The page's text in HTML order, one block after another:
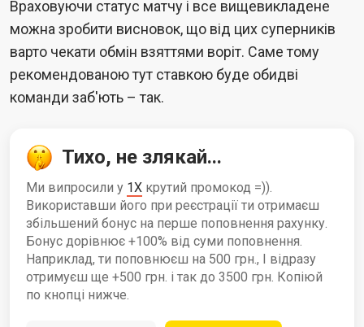
Враховуючи статус матчу і все вищевикладене
можна зробити висновок, що від цих суперників
варто чекати обмін взяттями воріт. Саме тому
рекомендованою тут ставкою буде обидві
команди заб'ють – так.
Тихо, не злякай...
Ми випросили у 1X крутий промокод =)).
Використавши його при реєстрації ти отримаєш
збільшений бонус на перше поповнення рахунку.
Бонус дорівнює +100% від суми поповнення.
Наприклад, ти поповнюєш на 500 грн., І відразу
отримуєш ще +500 грн. і так до 3500 грн. Копіюй
по кнопці нижче.